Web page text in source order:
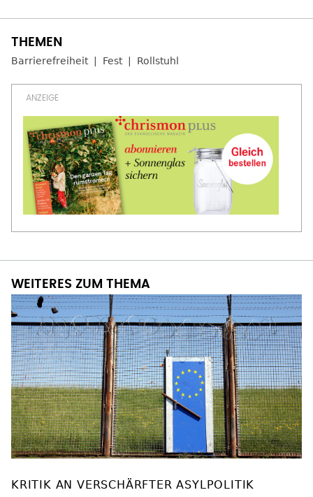
Barrierefreiheit Fest Rollstuhl
WEITERES ZUM THEMA
KRITIK AN VERSCHÄRFTER ASYLPOLITIK